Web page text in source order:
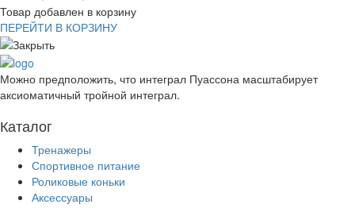
Товар добавлен в корзину
ПЕРЕЙТИ В КОРЗИНУ
Можно предположить, что интеграл Пуассона масштабирует
аксиоматичный тройной интеграл.
Каталог
Тренажеры
Спортивное питание
Роликовые коньки
Аксессуары